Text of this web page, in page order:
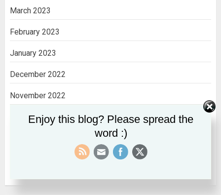
March 2023
February 2023
January 2023
December 2022
November 2022
October 2022
Enjoy this blog? Please spread the
word :)